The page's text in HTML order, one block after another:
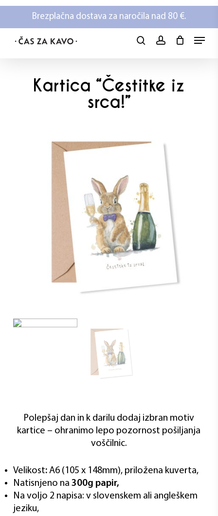
Skip
content
Brezplačna dostava za naročila nad 80 €.
searchaccount
Menu
Kartica “Čestitke iz
srca!”
Polepšaj dan in k darilu dodaj izbran motiv
kartice – ohranimo lepo pozornost pošiljanja
voščilnic.
Velikost:A6 (105 x 148mm), priložena kuverta,
Natisnjeno na 300g papir,
Na voljo 2 napisa: v slovenskem ali angleškem
jeziku,